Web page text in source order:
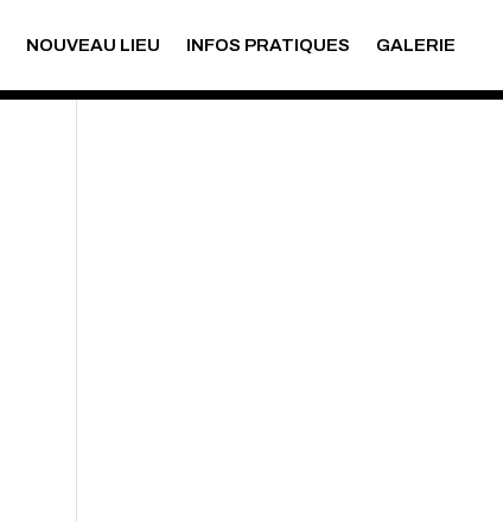
NOUVEAU LIEU INFOS PRATIQUES GALERIE